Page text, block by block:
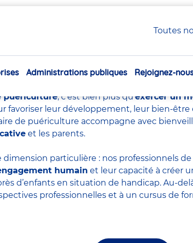
Toutes
Navigation
Administrations publiques Rejoignez-
essentiel
puériculture, c’est bien plus qu’exercer un
favoriser leur développement, leur bien-
de puériculture accompagne avec
et les parents.
dimension particulière : nos professionnels
humain et leur capacité à créer
d’enfants en situation de handicap. Au-
professionnelles et à un cursus de